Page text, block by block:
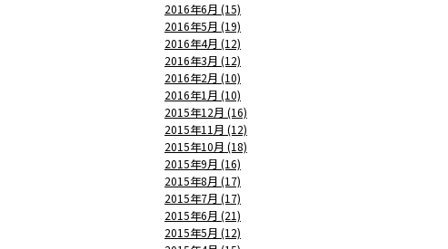
2016年6月 (15)
2016年5月 (19)
2016年4月 (12)
2016年3月 (12)
2016年2月 (10)
2016年1月 (10)
2015年12月 (16)
2015年11月 (12)
2015年10月 (18)
2015年9月 (16)
2015年8月 (17)
2015年7月 (17)
2015年6月 (21)
2015年5月 (12)